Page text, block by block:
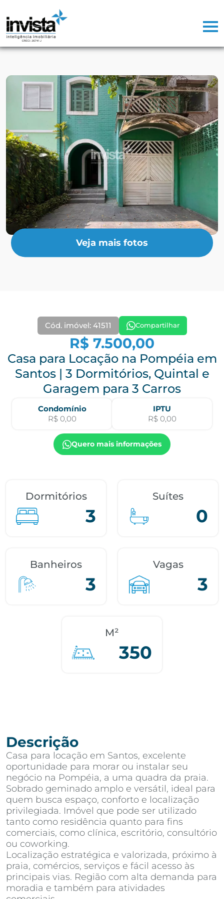
Veja mais fotos
Cód. imóvel: 41511 Compartilhar
R$ 7.500,00
Casa para Locação na Pompéia em
Santos | 3 Dormitórios, Quintal e
Garagem para 3 Carros
Condomínio
R$ 0,00
IPTU
R$ 0,00
Quero mais informações
Dormitórios
3
Suítes
0
Banheiros
3
Vagas
3
M²
350
Descrição
Casa para locação em Santos, excelente
oportunidade para morar ou instalar seu
negócio na Pompéia, a uma quadra da praia.
Sobrado geminado amplo e versátil, ideal para
quem busca espaço, conforto e localização
privilegiada. Imóvel que pode ser utilizado
tanto como residência quanto para fins
comerciais, como clínica, escritório, consultório
ou coworking.
Localização estratégica e valorizada, próximo à
praia, comércios, serviços e fácil acesso às
principais vias. Região com alta demanda para
moradia e também para atividades